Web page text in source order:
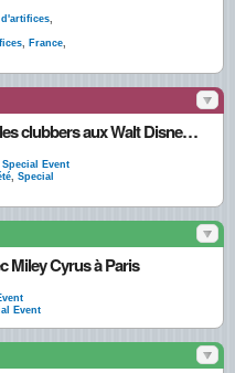
d'artifices,
, France,
La Disney Disco Night a fait danser les clubbers aux Walt Disney Studios
Special Event
, Special
Miley Cyrus à Paris
Event